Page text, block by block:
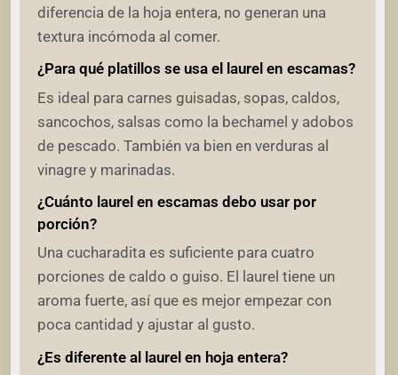
diferencia de la hoja entera, no generan una
textura incómoda al comer.
¿Para qué platillos se usa el laurel en escamas?
Es ideal para carnes guisadas, sopas, caldos,
sancochos, salsas como la bechamel y adobos
de pescado. También va bien en verduras al
vinagre y marinadas.
¿Cuánto laurel en escamas debo usar por
porción?
Una cucharadita es suficiente para cuatro
porciones de caldo o guiso. El laurel tiene un
aroma fuerte, así que es mejor empezar con
poca cantidad y ajustar al gusto.
¿Es diferente al laurel en hoja entera?